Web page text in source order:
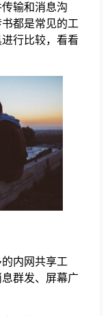
输和消息沟
都是常见的工
行比较，看看
内网共享工
群发、屏幕广